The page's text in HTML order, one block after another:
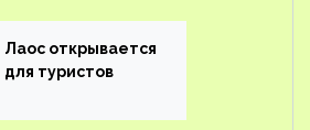
вывоз россиян из-за рубежа
Лаос открывается
для туристов